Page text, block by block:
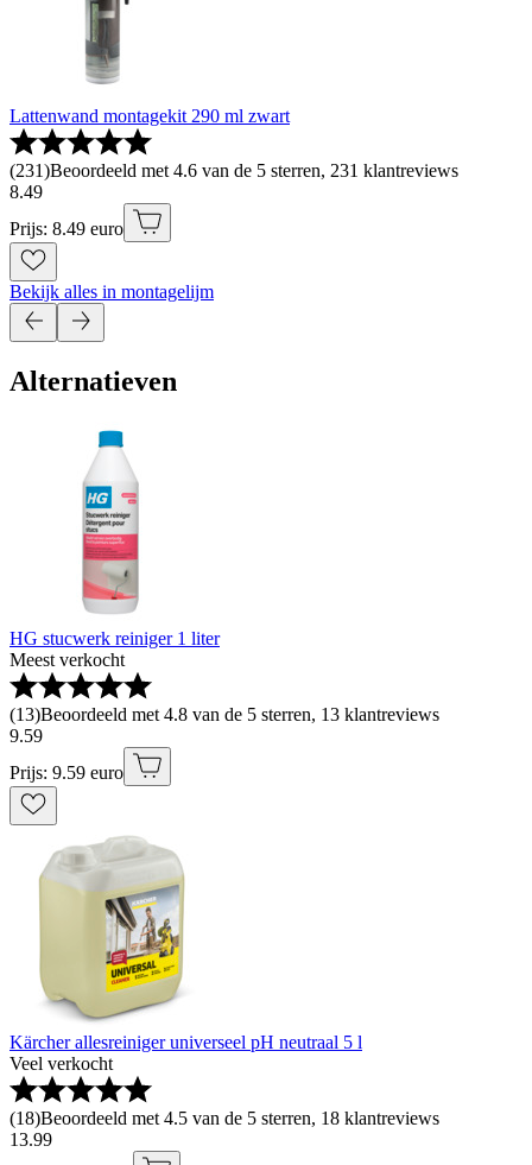
Lattenwand montagekit 290 ml zwart
(231)Beoordeeld met 4.6 van de 5 sterren, 231 klantreviews
8.49
Prijs: 8.49 euro
Bekijk alles in montagelijm
Alternatieven
HG stucwerk reiniger 1 liter
Meest verkocht
(13)Beoordeeld met 4.8 van de 5 sterren, 13 klantreviews
9.59
Prijs: 9.59 euro
Kärcher allesreiniger universeel pH neutraal 5 l
Veel verkocht
(18)Beoordeeld met 4.5 van de 5 sterren, 18 klantreviews
13.99